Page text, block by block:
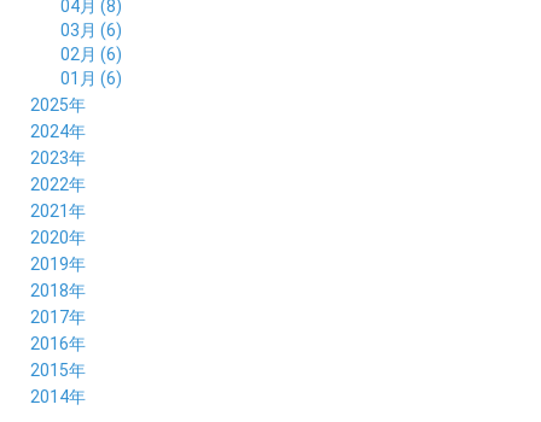
04月 (8)
03月 (6)
02月 (6)
01月 (6)
2025年
12月 (5)
11月 (3)
10月 (6)
09月 (5)
08月 (6)
07月 (4)
06月 (7)
05月 (6)
04月 (8)
03月 (6)
02月 (5)
01月 (7)
2024年
12月 (4)
11月 (8)
10月 (6)
09月 (7)
08月 (8)
07月 (5)
06月 (6)
05月 (4)
04月 (7)
03月 (6)
02月 (5)
2023年
12月 (3)
11月 (6)
10月 (6)
09月 (6)
08月 (8)
07月 (8)
06月 (8)
05月 (9)
04月 (8)
03月 (8)
2022年
12月 (12)
11月 (6)
10月 (5)
09月 (7)
08月 (5)
07月 (3)
06月 (5)
05月 (7)
04月 (6)
2021年
12月 (5)
11月 (5)
10月 (6)
09月 (5)
08月 (11)
07月 (5)
06月 (6)
05月 (6)
2020年
12月 (3)
11月 (6)
10月 (5)
09月 (8)
08月 (6)
07月 (7)
06月 (6)
2019年
12月 (7)
11月 (4)
10月 (8)
09月 (4)
08月 (7)
07月 (3)
2018年
12月 (8)
11月 (7)
10月 (8)
09月 (5)
08月 (7)
2017年
12月 (6)
11月 (6)
10月 (5)
2016年
12月 (8)
11月 (4)
2015年
12月 (8)
2014年